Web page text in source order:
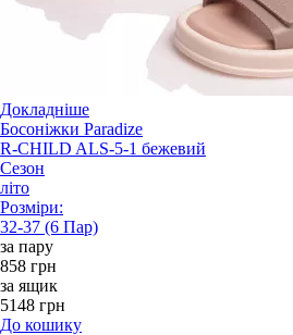
Докладніше
Босоніжки Paradize
R-CHILD ALS-5-1 бежевий
Сезон
літо
Розміри:
32-37 (6 Пар)
за пару
858 грн
за ящик
5148 грн
До кошику